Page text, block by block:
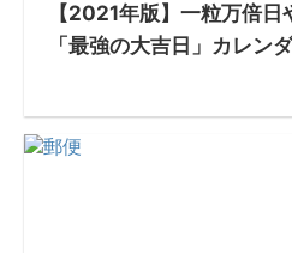
【2021年版】一粒万倍
「最強の大吉日」カレン